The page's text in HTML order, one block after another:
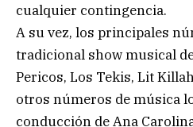
cualquier contingencia.
A su vez, los principales
tradicional show musical
Pericos, Los Tekis, Lit
otros números de música
conducción de Ana